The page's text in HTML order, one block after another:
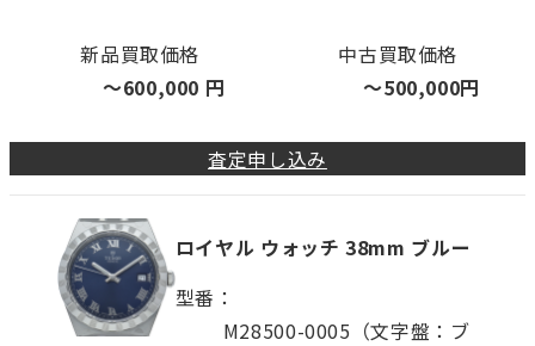
新品買取価格
〜600,000 円
中古買取価格
〜500,000円
査定申し込み
ロイヤル ウォッチ 38mm ブルー
型番
M28500-0005（文字盤：ブ